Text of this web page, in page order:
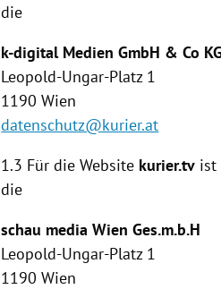
die
k-digital Medien GmbH & Co
Leopold-Ungar-Platz 1
1190Wien
datenschutz@kurier.at
1.3 Für die Website kurier.tv ist
die
schau mediaWien Ges.m.b.H
Leopold-Ungar-Platz 1
1190Wien